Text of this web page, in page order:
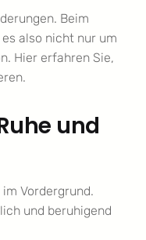
Beim
also nicht nur um
Hier erfahren Sie,
und
Vordergrund.
und beruhigend